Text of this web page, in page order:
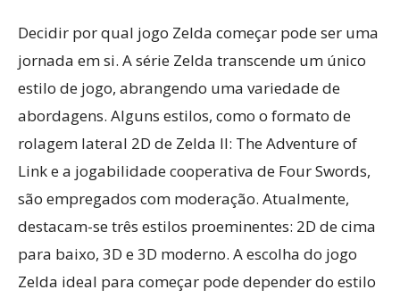
Decidir por qual jogo Zelda começar pode ser uma
jornada em si. A série Zelda transcende um único
estilo de jogo, abrangendo uma variedade de
abordagens. Alguns estilos, como o formato de
rolagem lateral 2D de Zelda II: The Adventure of
Link e a jogabilidade cooperativa de Four Swords,
são empregados com moderação. Atualmente,
destacam-se três estilos proeminentes: 2D de cima
para baixo, 3D e 3D moderno. A escolha do jogo
Zelda ideal para começar pode depender do estilo